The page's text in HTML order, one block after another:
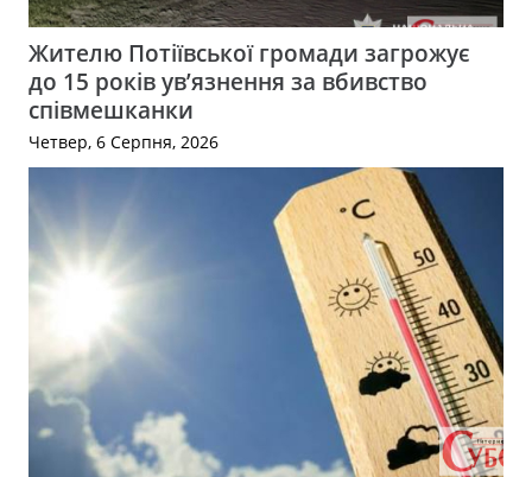
Жителю Потіївської громади загрожує
до 15 років ув’язнення за вбивство
співмешканки
Четвер, 6 Серпня, 2026